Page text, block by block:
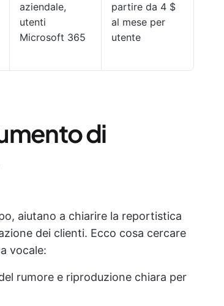
aziendale,
utenti
Microsoft 365
partire da 4 $
al mese per
utente
di
aiutano a chiarire la reportistica
dei clienti. Ecco cosa cercare
vocale:
rumore e riproduzione chiara per